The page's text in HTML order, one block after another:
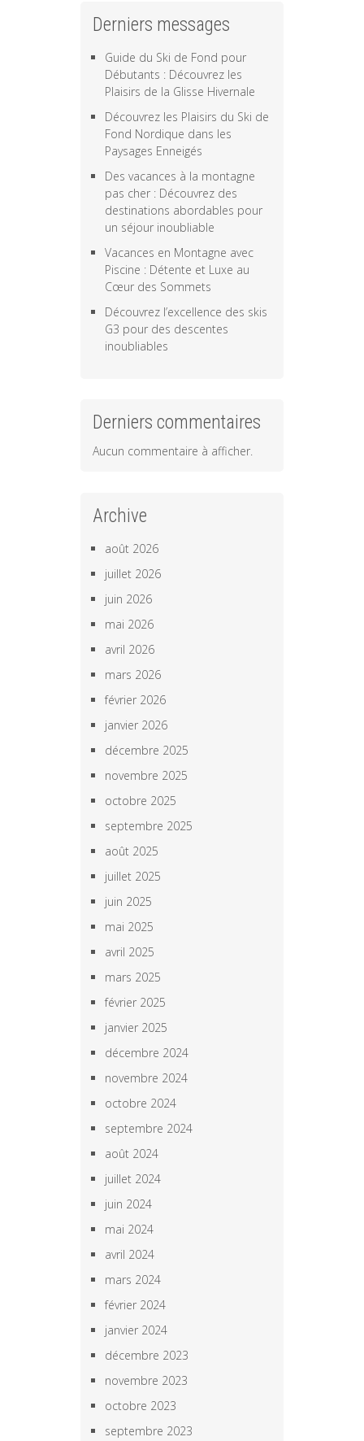
Derniers messages
Guide du Ski de Fond pour
Débutants : Découvrez les
Plaisirs de la Glisse Hivernale
Découvrez les Plaisirs du Ski de
Fond Nordique dans les
Paysages Enneigés
Des vacances à la montagne
pas cher : Découvrez des
destinations abordables pour
un séjour inoubliable
Vacances en Montagne avec
Piscine : Détente et Luxe au
Cœur des Sommets
Découvrez l’excellence des skis
G3 pour des descentes
inoubliables
Derniers commentaires
Aucun commentaire à afficher.
Archive
août 2026
juillet 2026
juin 2026
mai 2026
avril 2026
mars 2026
février 2026
janvier 2026
décembre 2025
novembre 2025
octobre 2025
septembre 2025
août 2025
juillet 2025
juin 2025
mai 2025
avril 2025
mars 2025
février 2025
janvier 2025
décembre 2024
novembre 2024
octobre 2024
septembre 2024
août 2024
juillet 2024
juin 2024
mai 2024
avril 2024
mars 2024
février 2024
janvier 2024
décembre 2023
novembre 2023
octobre 2023
septembre 2023